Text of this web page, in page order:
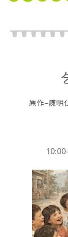
原作–陳明